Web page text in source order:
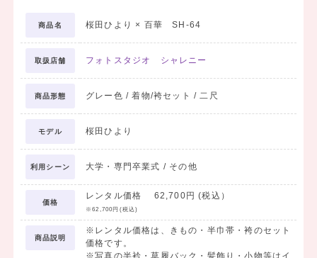
商品名 桜田ひより × 百華 SH-64
取扱店舗 フォトスタジオ シャレニー
商品形態 グレー色 / 着物/袴セット / 二尺
モデル 桜田ひより
利用シーン 大学・専門卒業式 / その他
価格
レンタル価格 62,700円 (税込）
※62,700円(税込)
商品説明
※レンタル価格は、きもの・半巾帯・袴のセット
価格です。